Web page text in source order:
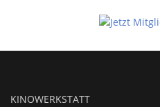
KINOWERKSTATT